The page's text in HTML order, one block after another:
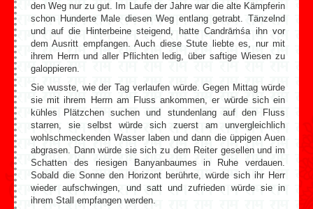
den Weg nur zu gut. Im Laufe der Jahre war die alte Kämpferin
schon Hunderte Male diesen Weg entlang getrabt. Tänzelnd
und auf die Hinterbeine steigend, hatte Candrāṁśa ihn vor
dem Ausritt empfangen. Auch diese Stute liebte es, nur mit
ihrem Herrn und aller Pflichten ledig, über saftige Wiesen zu
galoppieren.
Sie wusste, wie der Tag verlaufen würde. Gegen Mittag würde
sie mit ihrem Herrn am Fluss ankommen, er würde sich ein
kühles Plätzchen suchen und stundenlang auf den Fluss
starren, sie selbst würde sich zuerst am unvergleichlich
wohlschmeckenden Wasser laben und dann die üppigen Auen
abgrasen. Dann würde sie sich zu dem Reiter gesellen und im
Schatten des riesigen Banyanbaumes in Ruhe verdauen.
Sobald die Sonne den Horizont berührte, würde sich ihr Herr
wieder aufschwingen, und satt und zufrieden würde sie in
ihrem Stall empfangen werden.